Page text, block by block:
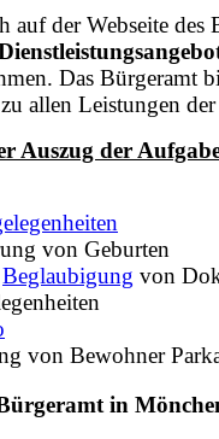
auf der Webseite des
Das Bürgeramt
allen Leistungen
Auszug der
von Geburten
Beglaubigung von
von Bewohner
in